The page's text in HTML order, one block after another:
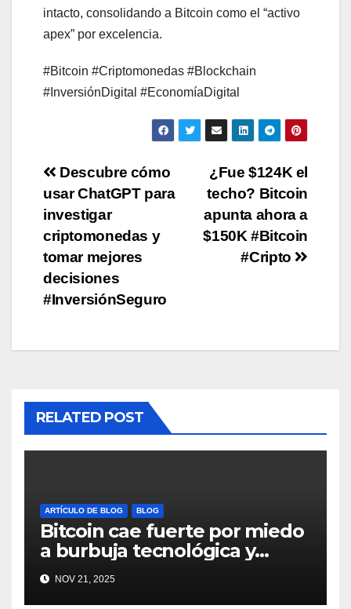
intacto, consolidando a Bitcoin como el “activo
apex” por excelencia.
#Bitcoin #Criptomonedas #Blockchain
#InversiónDigital #EconomíaDigital
Post
navigation
¿Fue $124K el
techo? Bitcoin
apunta ahora a
$150K #Bitcoin
#Cripto
Descubre cómo
usar ChatGPT para
investigar
criptomonedas y
tomar mejores
decisiones
#InversiónSeguro
RELATED POST
ARTÍCULO DE BLOG BLOG
Bitcoin cae fuerte por miedo
a burbuja tecnológica y
nervios en AI #crypto
#Bitcoin
NOV 21, 2025